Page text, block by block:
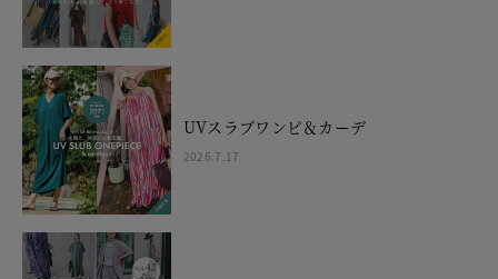
UVスラブワンピ＆カーデ
2026.7.17